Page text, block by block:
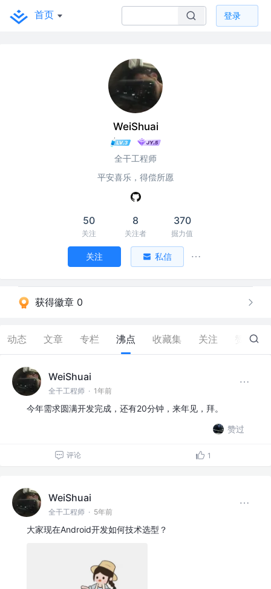
首页 登录
WeiShuai
全干工程师
平安喜乐，得偿所愿
50
关注
8
关注者
370
掘力值
关注 私信
获得徽章 0
动态 文章 专栏 沸点 收藏集 关注 3
WeiShuai
全干工程师 · 1年前
今年需求圆满开发完成，还有20分钟，来年见，拜。
赞过
评论 1
WeiShuai
全干工程师 · 5年前
大家现在Android开发如何技术选型？